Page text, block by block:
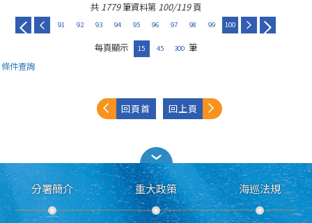
共 1779筆資料第 100/119頁
91 92 93 94 95 96 97 98 99 100
每頁顯示 15 45 300 筆
條件查詢
回頁首 回上頁
分署簡介 重大政策 海巡法規